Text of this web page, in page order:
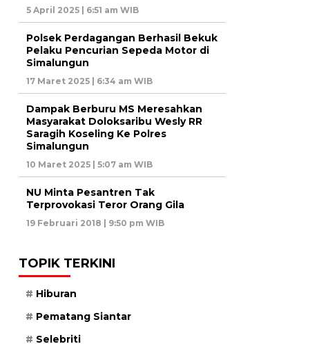
5 April 2025 | 6:51 am WIB
Polsek Perdagangan Berhasil Bekuk
Pelaku Pencurian Sepeda Motor di
Simalungun
17 Maret 2025 | 6:34 am WIB
Dampak Berburu MS Meresahkan
Masyarakat Doloksaribu Wesly RR
Saragih Koseling Ke Polres
Simalungun
10 Maret 2025 | 5:07 am WIB
NU Minta Pesantren Tak
Terprovokasi Teror Orang Gila
19 Februari 2018 | 9:50 pm WIB
TOPIK TERKINI
Hiburan
Pematang Siantar
Selebriti